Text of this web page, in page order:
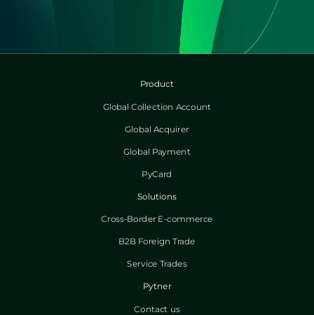
Product
Global Collection Account
Global Acquirer
Global Payment
PyCard
Solutions
Cross-Border E-commerce
B2B Foreign Trade
Service Trades
Pytner
Contact us